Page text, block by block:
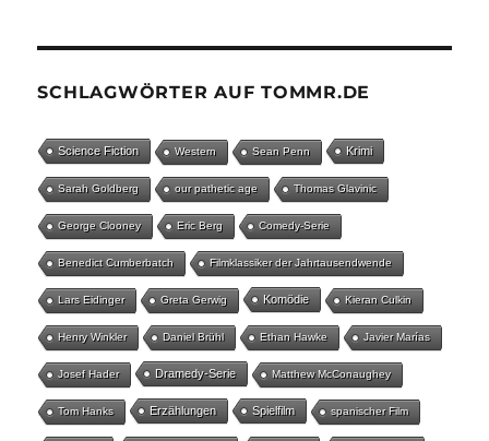
SCHLAGWÖRTER AUF TOMMR.DE
Science Fiction Western Sean Penn Krimi
Sarah Goldberg our pathetic age Thomas Glavinic
George Clooney Eric Berg Comedy-Serie
Benedict Cumberbatch Filmklassiker der Jahrtausendwende
Lars Eidinger Greta Gerwig Komödie Kieran Culkin
Henry Winkler Daniel Brühl Ethan Hawke Javier Marías
Josef Hader Dramedy-Serie Matthew McConaughey
Tom Hanks Erzählungen Spielfilm spanischer Film